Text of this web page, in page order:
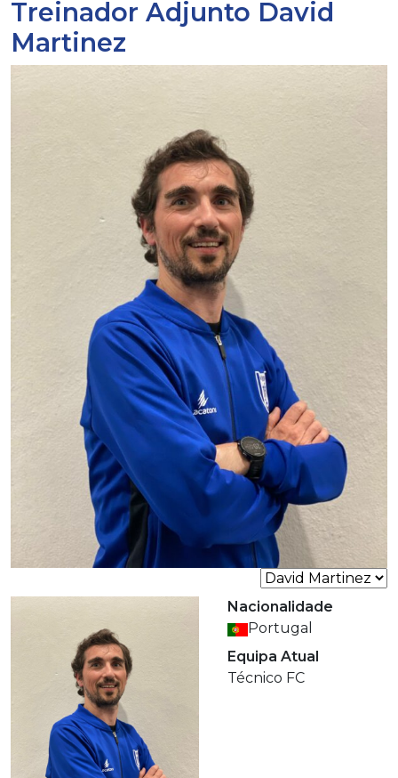
Treinador Adjunto David
Martinez
Nacionalidade
Portugal
Equipa Atual
Técnico FC